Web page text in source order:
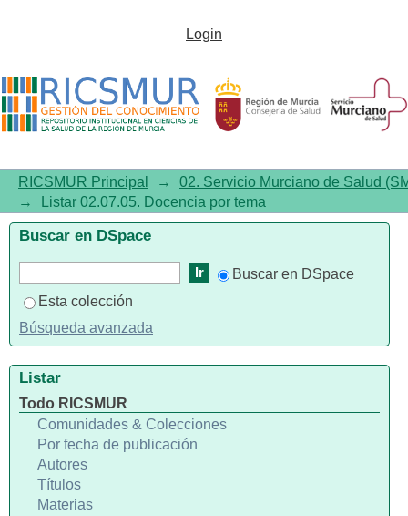
Listar02.07.05. Docencia por
Login
RICSMUR Principal →
02. Servicio Murciano de Salud
→
Listar 02.07.05. Docencia por tema
Buscar en DSpace
Buscar en DSpace
Esta colección
Búsqueda avanzada
Listar
Todo RICSMUR
Comunidades & Colecciones
Por fecha de publicación
Autores
Títulos
Materias